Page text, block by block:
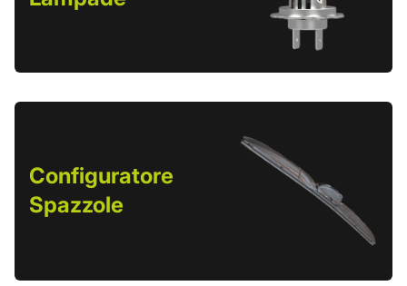
Configuratore
Spazzole